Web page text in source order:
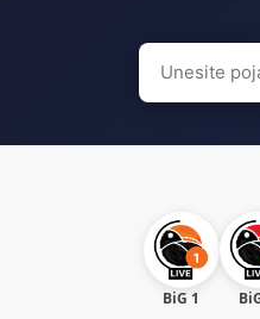
Search
for:
BiG 1